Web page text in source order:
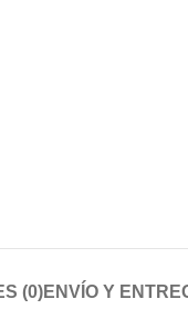
(0)ENVÍO Y